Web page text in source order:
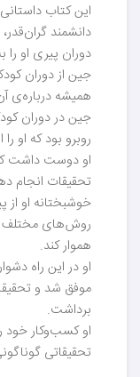
این کتاب
دانشمند
دوران پیری او
جین از دوران
همیشه درباره‌ی
جین در دوران
روبرو بود که او
او دوست داشت که
تحقیقات انجام
خوشبختانه او
روش‌های مختلف
هموار کند.
او در این راه
موفق شد و
برداشت.
او کسب‌وکار خود
تحقیقاتی